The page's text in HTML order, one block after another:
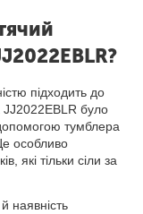
підходить до
JJ2022EBLR було
тумблера
особливо
які тільки сіли за
наявність